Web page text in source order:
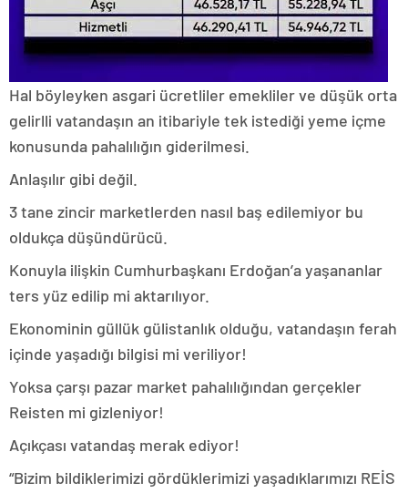
Hal böyleyken asgari ücretliler emekliler ve düşük orta
gelirlli vatandaşın an itibariyle tek istediği yeme içme
konusunda pahalılığın giderilmesi.
Anlaşılır gibi değil.
3 tane zincir marketlerden nasıl baş edilemiyor bu
oldukça düşündürücü.
Konuyla ilişkin Cumhurbaşkanı Erdoğan’a yaşananlar
ters yüz edilip mi aktarılıyor.
Ekonominin güllük gülistanlık olduğu, vatandaşın ferah
içinde yaşadığı bilgisi mi veriliyor!
Yoksa çarşı pazar market pahalılığından gerçekler
Reisten mi gizleniyor!
Açıkçası vatandaş merak ediyor!
“Bizim bildiklerimizi gördüklerimizi yaşadıklarımızı REİS